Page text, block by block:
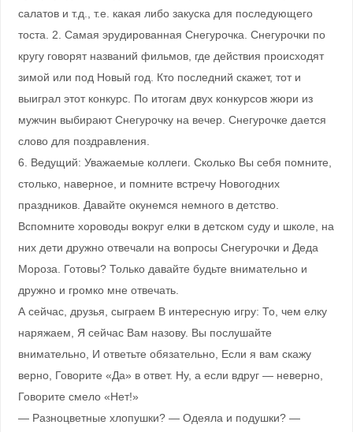
салатов и т.д., т.е. какая либо закуска для последующего
тоста. 2. Самая эрудированная Снегурочка. Снегурочки по
кругу говорят названий фильмов, где действия происходят
зимой или под Новый год. Кто последний скажет, тот и
выиграл этот конкурс. По итогам двух конкурсов жюри из
мужчин выбирают Снегурочку на вечер. Снегурочке дается
слово для поздравления.
6. Ведущий: Уважаемые коллеги. Сколько Вы себя помните,
столько, наверное, и помните встречу Новогодних
праздников. Давайте окунемся немного в детство.
Вспомните хороводы вокруг елки в детском суду и школе, на
них дети дружно отвечали на вопросы Снегурочки и Деда
Мороза. Готовы? Только давайте будьте внимательно и
дружно и громко мне отвечать.
А сейчас, друзья, сыграем В интересную игру: То, чем елку
наряжаем, Я сейчас Вам назову. Вы послушайте
внимательно, И ответьте обязательно, Если я вам скажу
верно, Говорите «Да» в ответ. Ну, а если вдруг — неверно,
Говорите смело «Нет!»
— Разноцветные хлопушки? — Одеяла и подушки? —